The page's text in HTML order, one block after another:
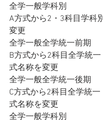
全学一般学科別
A方式から2・3科目学科
変更
全学一般全学統一前期
B方式から2科目全学統
式名称を変更
全学一般全学統一後期
C方式から2科目全学統
式名称を変更
全学一般学科別